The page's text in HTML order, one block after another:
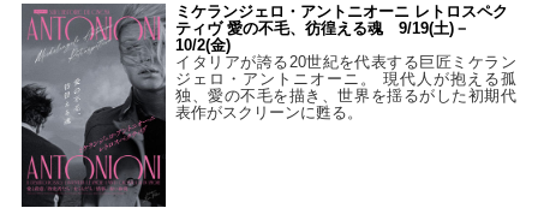
ミケランジェロ・アントニオーニ レトロスペク
ティヴ 愛の不毛、彷徨える魂 9/19(土)－
10/2(金)
イタリアが誇る20世紀を代表する巨匠ミケラン
ジェロ・アントニオーニ。 現代人が抱える孤
独、愛の不毛を描き、世界を揺るがした初期代
表作がスクリーンに甦る。